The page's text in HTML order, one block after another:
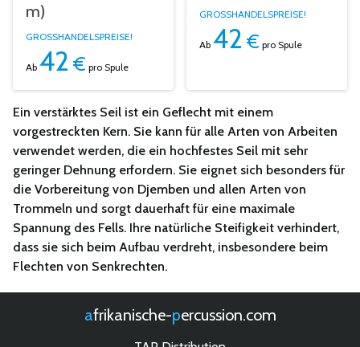
Ein verstärktes Seil ist ein Geflecht mit einem
vorgestreckten Kern. Sie kann für alle Arten von Arbeiten
verwendet werden, die ein hochfestes Seil mit sehr
geringer Dehnung erfordern. Sie eignet sich besonders für
die Vorbereitung von Djemben und allen Arten von
Trommeln und sorgt dauerhaft für eine maximale
Spannung des Fells. Ihre natürliche Steifigkeit verhindert,
dass sie sich beim Aufbau verdreht, insbesondere beim
Flechten von Senkrechten.
m)
GROSSHANDELSPREISE!
Ab 42 € pro Spule
GROSSHANDELSPREISE!
Ab 42 € pro Spule
afrikanische- percussion.com